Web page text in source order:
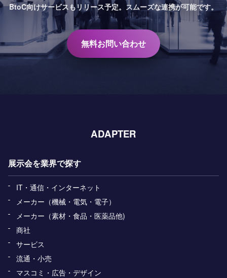
BtoC向けサービスもリリース予定。 スムーズな連携が可能です。
無料お問い合わせ
ADAPTER
展示会を業界で探す
IT・通信・インターネット
メーカー（機械・電気・電子）
メーカー（素材・食品・医薬品他)
商社
サービス
流通・小売
マスコミ・広告・デザイン